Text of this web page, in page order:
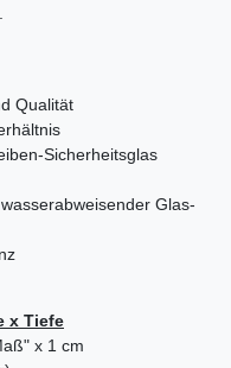
Qualität
Sicherheitsglas
Glas-
x Tiefe
x 1 cm